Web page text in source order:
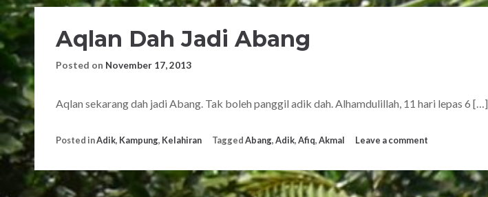
Aqlan Dah Jadi Abang
Posted on November 17, 2013
Aqlan sekarang dah jadi Abang. Tak boleh panggil adik dah. Alhamdulillah, 11 hari lepas 6 […]
Posted inAdik, Kampung, Kelahiran TaggedAbang,Adik,Afiq,Akmal Leave a comment